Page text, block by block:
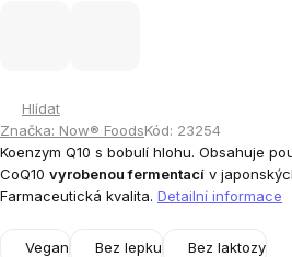
Hlídat
Značka: Now® FoodsKód: 23254
Koenzym Q10 s bobulí hlohu. Obsahuje
CoQ10 vyrobenou fermentací v
Farmaceutická kvalita. Detailní informace
Vegan Bez lepku Bez laktozy